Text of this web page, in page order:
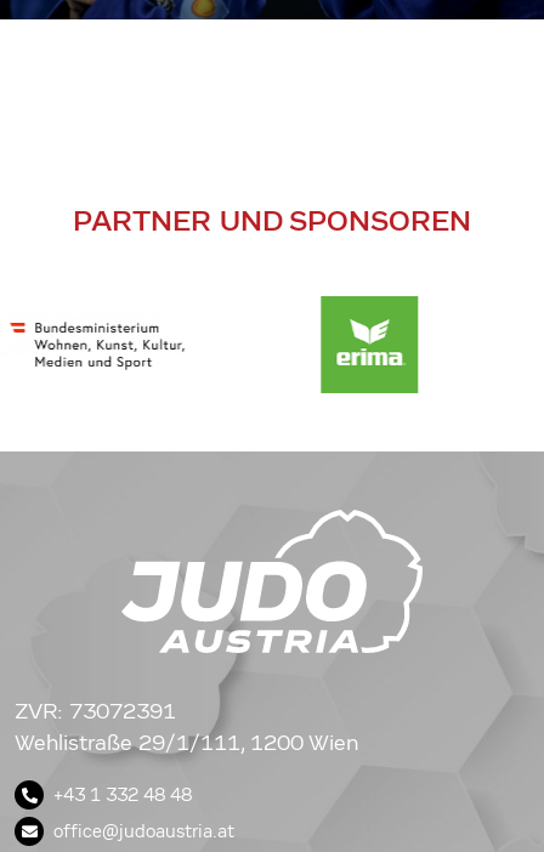
PARTNER UND SPONSOREN
ZVR: 73072391
Wehlistraße 29/1/111, 1200 Wien
+43 1 332 48 48
office@judoaustria.at